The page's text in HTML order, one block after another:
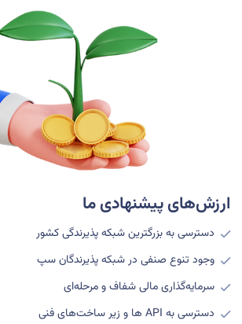
ارزش‌های پیشنهادی ما
دسترسی به بزرگترین شبکه پذیرندگی کشور
وجود تنوع صنفی در شبکه پذیرندگان سپ
سرمایه‌گذاری مالی شفاف و مرحله‌ای
دسترسی به API ها و زیر ساخت‌های فنی